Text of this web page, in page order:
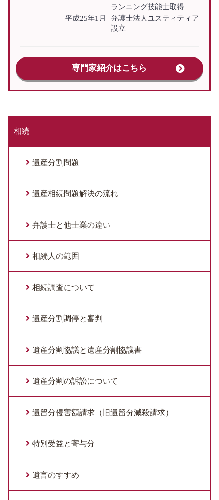
ランニング技能士取得
平成25年1月
弁護士法人ユスティティア
設立
専門家紹介はこちら
相続
遺産分割問題
遺産相続問題解決の流れ
弁護士と他士業の違い
相続人の範囲
相続調査について
遺産分割調停と審判
遺産分割協議と遺産分割協議書
遺産分割の訴訟について
遺留分侵害額請求（旧遺留分減殺請求）
特別受益と寄与分
遺言のすすめ